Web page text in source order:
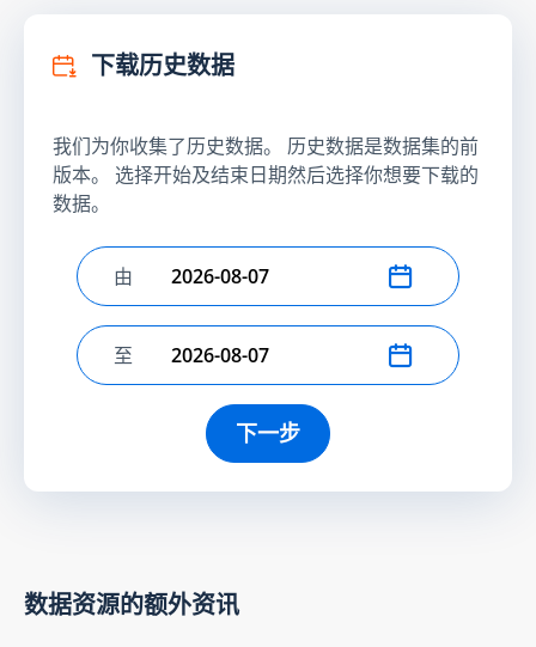
下载历史数据
我们为你收集了历史数据。 历史数据是数据集的前
版本。 选择开始及结束日期然后选择你想要下载的
数据。
选择开始日期
由
选择结束日期
至
下一步
数据资源的额外资讯